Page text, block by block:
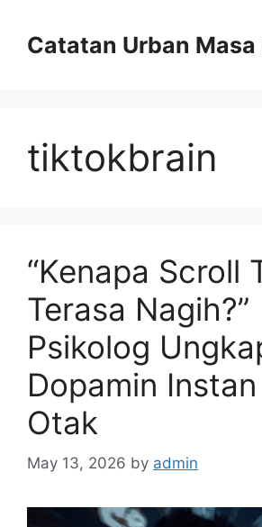
contentCatatan Urban Masa
tiktokbrain
“Kenapa Scroll
Terasa Nagih?”
Psikolog
Dopamin
Otak
May 13, 2026 by admin